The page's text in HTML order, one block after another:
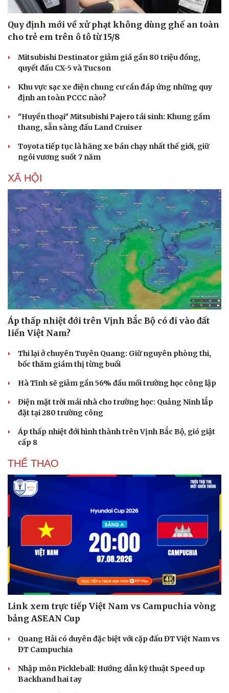
Sản phụ khoa
Nhi khoa
Nam khoa
Làm đẹp - giảm cân
Phòng mạch online
Ăn sạch sống khỏe
Tình yêu - Gia đình
Quy định mới về xử phạt không dùng ghế an toàn
cho trẻ em trên ô tô từ 15/8
Mitsubishi Destinator giảm giá gần 80 triệu đồng,
quyết đấu CX-5 và Tucson
Khu vực sạc xe điện chung cư cần đáp ứng những quy
định an toàn PCCC nào?
"Huyền thoại" Mitsubishi Pajero tái sinh: Khung gầm
thang, sẵn sàng đấu Land Cruiser
Toyota tiếp tục là hãng xe bán chạy nhất thế giới, giữ
ngôi vương suốt 7 năm
XÃ HỘI
Áp thấp nhiệt đới trên Vịnh Bắc Bộ có đi vào đất
liền Việt Nam?
Thi lại ở chuyên Tuyên Quang: Giữ nguyên phòng thi,
bốc thăm giám thị từng buổi
Hà Tĩnh sẽ giảm gần 56% đầu mối trường học công lập
Điện mặt trời mái nhà cho trường học: Quảng Ninh lắp
đặt tại 280 trường công
Áp thấp nhiệt đới hình thành trên Vịnh Bắc Bộ, gió giật
cấp 8
THỂ THAO
Link xem trực tiếp Việt Nam vs Campuchia vòng
bảng ASEAN Cup
Quang Hải có duyên đặc biệt với cặp đấu ĐT Việt Nam vs
ĐT Campuchia
Nhập môn Pickleball: Hướng dẫn kỹ thuật Speed up
Backhand hai tay